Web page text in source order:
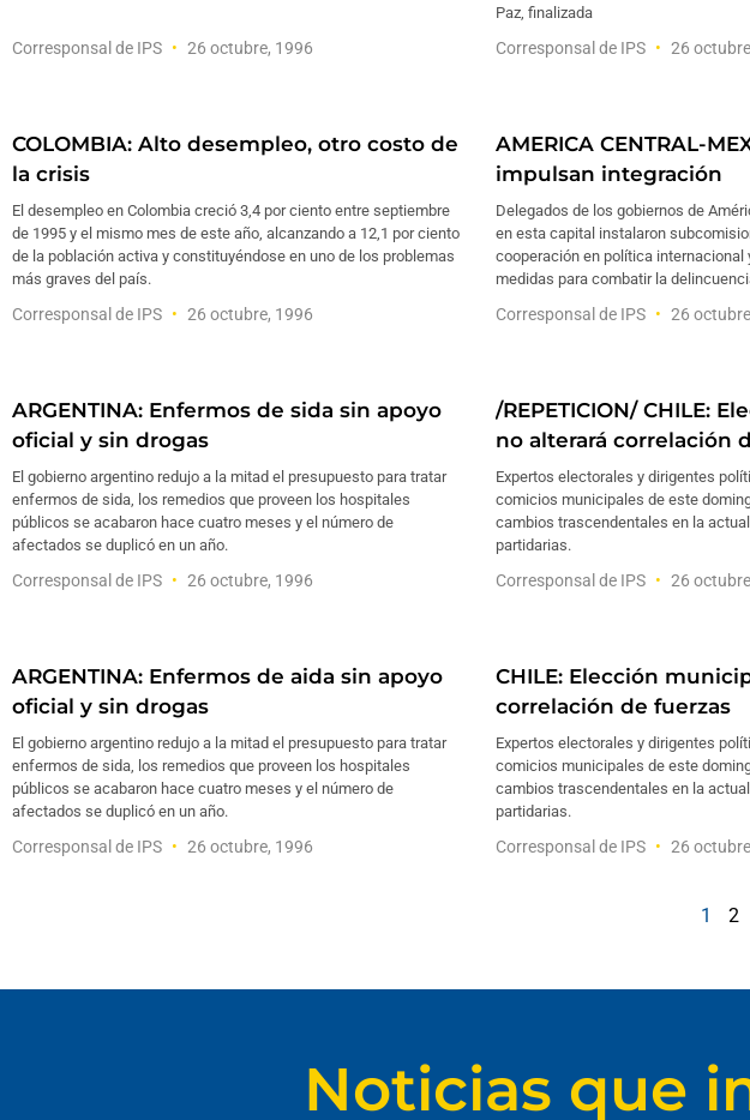
Corresponsal de IPS 26 octubre, 1996
Paz, finalizada
Corresponsal de IPS 26
COLOMBIA: Alto desempleo, otro costo de
la crisis
El desempleo en Colombia creció 3,4 por ciento entre septiembre
de 1995 y el mismo mes de este año, alcanzando a 12,1 por ciento
de la población activa y constituyéndose en uno de los problemas
más graves del país.
Corresponsal de IPS 26 octubre, 1996
AMERICA CENTRAL-
impulsan integración
Delegados de los gobiernos de
en esta capital instalaron
cooperación en política internacional
medidas para combatir la
Corresponsal de IPS 26
ARGENTINA: Enfermos de sida sin apoyo
oficial y sin drogas
El gobierno argentino redujo a la mitad el presupuesto para tratar
enfermos de sida, los remedios que proveen los hospitales
públicos se acabaron hace cuatro meses y el número de
afectados se duplicó en un año.
Corresponsal de IPS 26 octubre, 1996
/REPETICION/ CHILE:
no alterará correlación
Expertos electorales y dirigentes
comicios municipales de este
cambios trascendentales en la
partidarias.
Corresponsal de IPS 26
ARGENTINA: Enfermos de aida sin apoyo
oficial y sin drogas
El gobierno argentino redujo a la mitad el presupuesto para tratar
enfermos de sida, los remedios que proveen los hospitales
públicos se acabaron hace cuatro meses y el número de
afectados se duplicó en un año.
Corresponsal de IPS 26 octubre, 1996
CHILE: Elección
correlación de fuerzas
Expertos electorales y dirigentes
comicios municipales de este
cambios trascendentales en la
partidarias.
Corresponsal de IPS 26
1 2
Noticias que